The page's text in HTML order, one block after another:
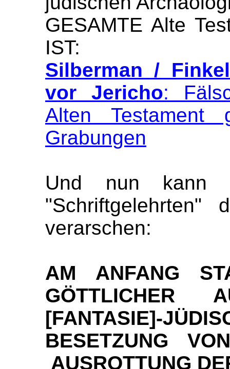
GESAMTE Alte
IST:
Silberman /
vor Jericho:
Alten Testament
Grabungen
Und nun kann
"Schriftgelehrten"
verarschen:
AM ANFANG
GÖTTLICHER
[FANTASIE]-
BESETZUNG
AUSROTTUNG